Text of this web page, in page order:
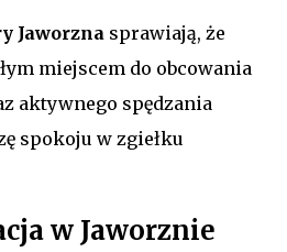
Jaworzna sprawiają, że
miejscem do obcowania
aktywnego spędzania
spokoju w zgiełku
w Jaworznie